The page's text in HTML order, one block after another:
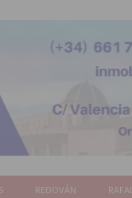
REDOVÁN RAFAL